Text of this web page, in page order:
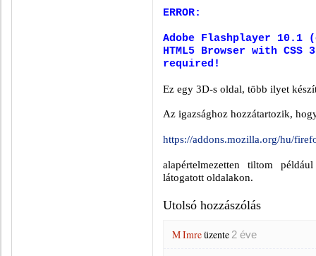
ERROR:
Adobe Flashplayer
HTML5 Browser with CSS
required!
Ez egy 3D-s oldal, több ilyet
Az igazsághoz hozzátartozik,
https://addons.mozilla.org/hu/
alapértelmezetten tiltom
látogatott oldalakon.
Utolsó hozzászólás
M Imreüzente 2 éve